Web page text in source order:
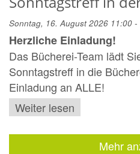
Sonntag, 16. August 2026 11:00 -
Herzliche Einladung!
Das Bücherei-Team lädt
Sonntagstreff in die
Einladung an ALLE!
Weiter lesen
Mehr